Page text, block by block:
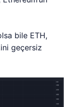
bile ETH,
geçersiz